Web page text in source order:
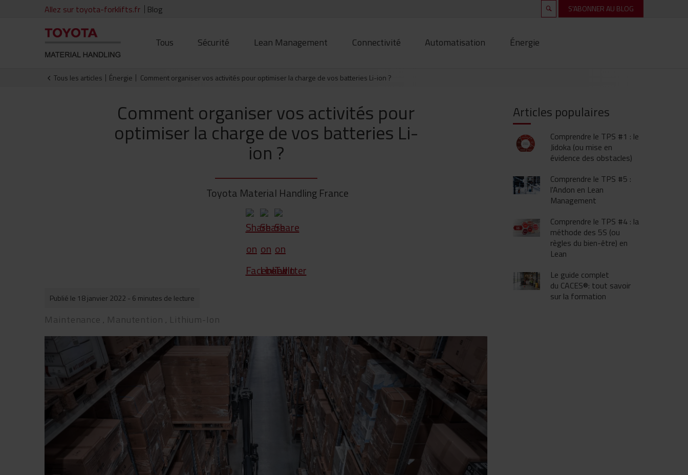
Allez sur toyota-forklifts.fr Blog S'ABONNER AU BLOG
Tous Sécurité Lean Management Connectivité Automatisation Énergie
Tous les articles Énergie Comment organiser vos activités pour optimiser la charge de vos batteries Li-ion ?
Comment organiser vos activités pour
optimiser la charge de vos batteries Li-
ion ?
Toyota Material Handling France
Publié le 18 janvier 2022 - 6 minutes de lecture
Maintenance , Manutention , Lithium-Ion
Articles populaires
Comprendre le TPS #1 : le
Jidoka (ou mise en
évidence des obstacles)
Comprendre le TPS #5 :
l'Andon en Lean
Management
Comprendre le TPS #4 : la
méthode des 5S (ou
règles du bien-être) en
Lean
Le guide complet
du CACES®: tout savoir
sur la formation